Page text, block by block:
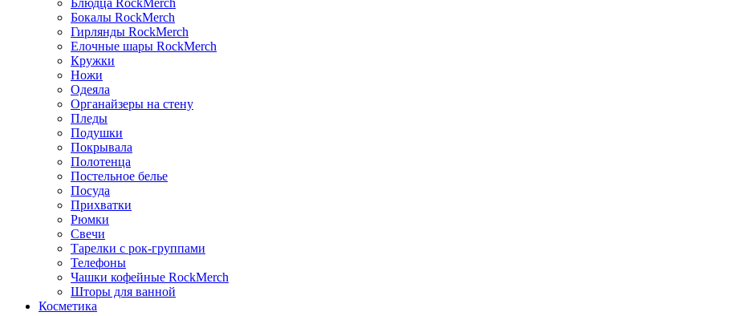
Блюдца RockMerch
Бокалы RockMerch
Гирлянды RockMerch
Елочные шары RockMerch
Кружки
Ножи
Одеяла
Органайзеры на стену
Пледы
Подушки
Покрывала
Полотенца
Постельное белье
Посуда
Прихватки
Рюмки
Свечи
Тарелки с рок-группами
Телефоны
Чашки кофейные RockMerch
Шторы для ванной
Косметика